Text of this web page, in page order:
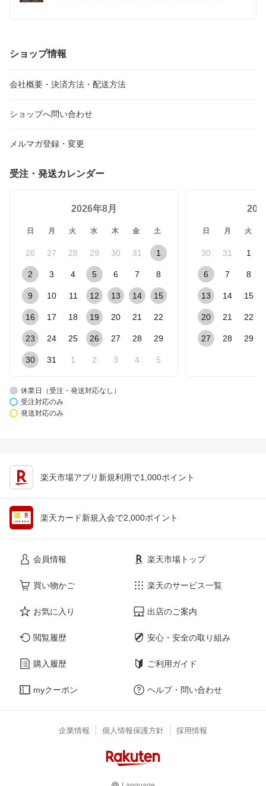
ショップ情報
会社概要・決済方法・配送方法
ショップへ問い合わせ
メルマガ登録・変更
受注・発送カレンダー
2026年8月
日 月 火 水 木 金 土
26 27 28 29 30 31 1
2 3 4 5 6 7 8
9 10 11 12 13 14 15
16 17 18 19 20 21 22
23 24 25 26 27 28 29
30 31 1 2 3 4 5
日 月 火
30 31 1
6 7 8
13 14 15
20 21 22
27 28 29
休業日（受注・発送対応なし）
受注対応のみ
発送対応のみ
楽天市場アプリ新規利用で1,000ポイント
楽天カード新規入会で2,000ポイント
会員情報
買い物かご
お気に入り
閲覧履歴
購入履歴
myクーポン
楽天市場トップ
楽天のサービス一覧
出店のご案内
安心・安全の取り組み
ご利用ガイド
ヘルプ・問い合わせ
企業情報 個人情報保護方針 採用情報